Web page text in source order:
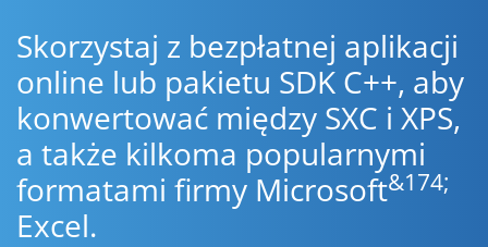
Skorzystaj z bezpłatnej aplikacji
online lub pakietu SDK C++, aby
konwertować między SXC i XPS,
a także kilkoma popularnymi
formatami firmy Microsoft&174;
Excel.